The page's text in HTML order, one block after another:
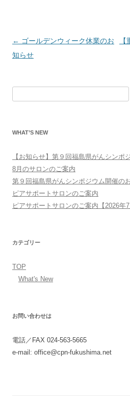
投
稿
ン
← ゴールデンウィーク休業のお
知らせ
WHAT’S NEW
【お知らせ】第９回福島県がんシンポ
8月のサロンのご案内
第９回福島県がんシンポジウム開催の
ピアサポートサロンのご案内
ピアサポートサロンのご案内【2026年7
カテゴリー
TOP
What's New
お問い合わせは
電話／FAX 024-563-5665
e-mail: office@cpn-fukushima.net